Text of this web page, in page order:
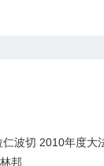
波切 2010年度大
邦